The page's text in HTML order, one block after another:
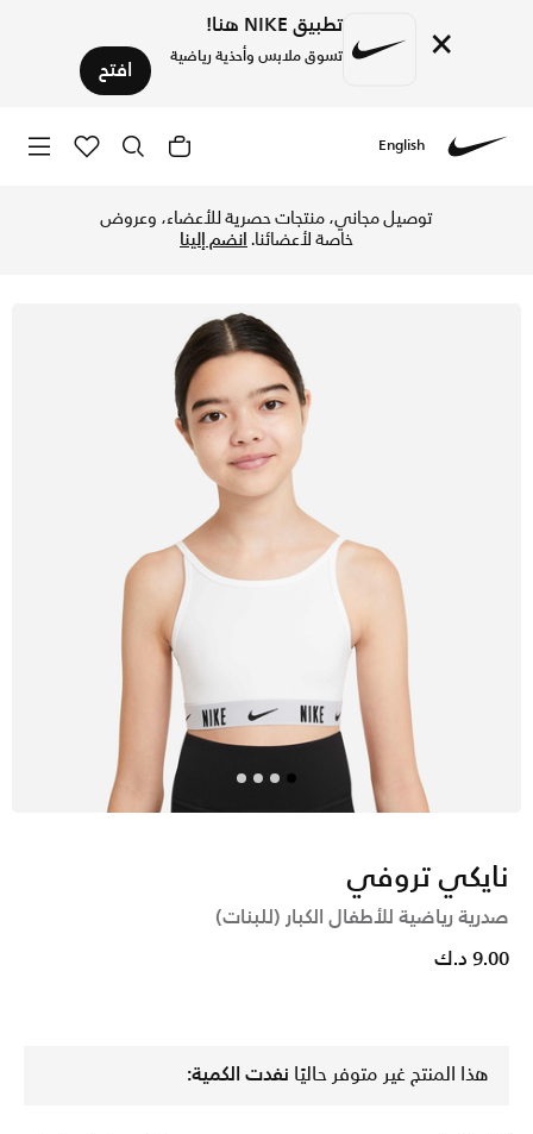
× تطبيق NIKE هنا!
تسوق ملابس وأحذية رياضية افتح
English
توصيل مجاني، منتجات حصرية للأعضاء، وعروض
خاصة لأعضائنا.انضم إلينا
نايكي تروفي
صدرية رياضية للأطفال الكبار (للبنات)
9.00 د.ك
هذا المنتج غير متوفر حاليًا نفدت الكمية: